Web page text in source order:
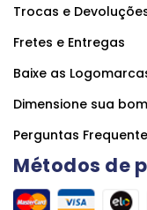
Trocas e
Fretes e Entregas
Baixe as
Dimensione sua
Perguntas
Métodos de